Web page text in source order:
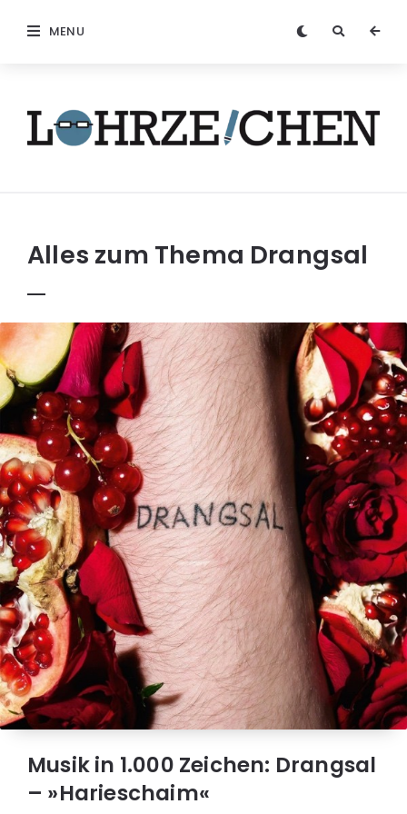
MENU
Alles zum Thema Drangsal
Musik in 1.000 Zeichen: Drangsal
– »Harieschaim«